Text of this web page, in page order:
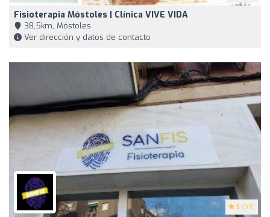
Fisioterapia Móstoles | Clínica VIVE VIDA
38,5km, Móstoles
Ver dirección y datos de contacto
5 (99)